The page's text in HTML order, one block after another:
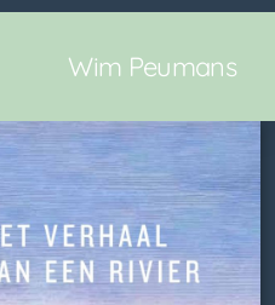
Wim Peumans